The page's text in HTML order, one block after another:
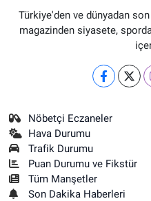
Türkiye'den ve dünyadan
magazinden siyasete,
Nöbetçi Eczaneler
Hava Durumu
Trafik Durumu
Puan Durumu ve Fikstür
Tüm Manşetler
Son Dakika Haberleri